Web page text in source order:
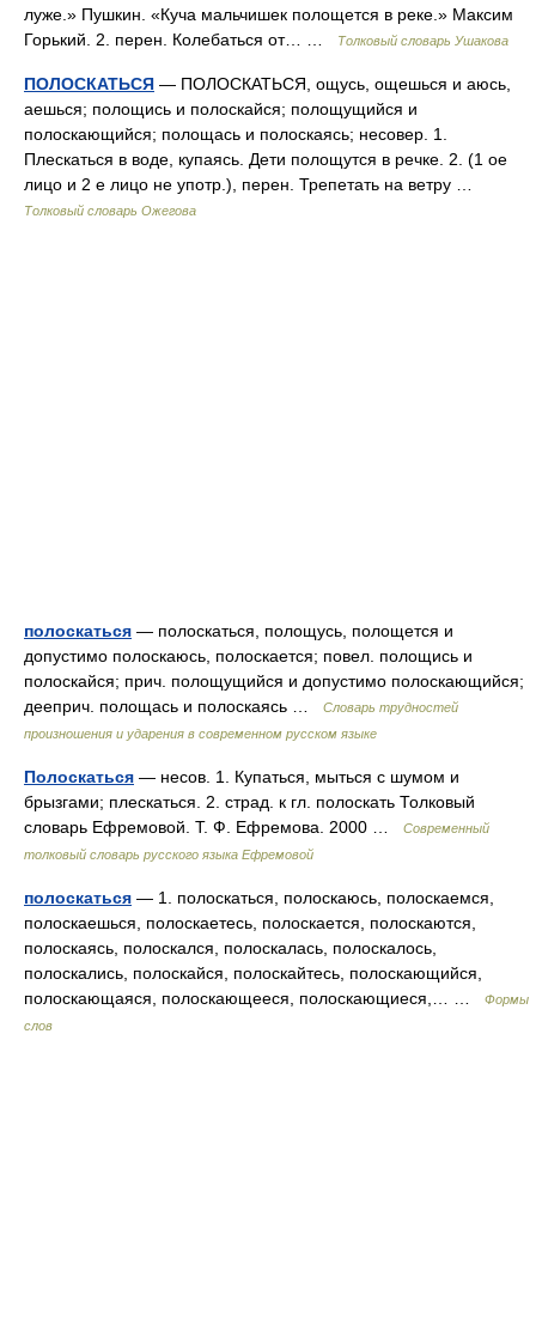
луже.» Пушкин. «Куча мальчишек полощется в реке.» Максим
Горький. 2. перен. Колебаться от… …
Толковый словарь Ушакова
ПОЛОСКАТЬСЯ — ПОЛОСКАТЬСЯ, ощусь, ощешься и аюсь,
аешься; полощись и полоскайся; полощущийся и
полоскающийся; полощась и полоскаясь; несовер. 1.
Плескаться в воде, купаясь. Дети полощутся в речке. 2. (1 ое
лицо и 2 е лицо не употр.), перен. Трепетать на ветру …
Толковый словарь Ожегова
полоскаться — полоскаться, полощусь, полощется и
допустимо полоскаюсь, полоскается; повел. полощись и
полоскайся; прич. полощущийся и допустимо полоскающийся;
дееприч. полощась и полоскаясь …
Словарь трудностей
произношения и ударения в современном русском языке
Полоскаться — несов. 1. Купаться, мыться с шумом и
брызгами; плескаться. 2. страд. к гл. полоскать Толковый
словарь Ефремовой. Т. Ф. Ефремова. 2000 …
Современный
толковый словарь русского языка Ефремовой
полоскаться — 1. полоскаться, полоскаюсь, полоскаемся,
полоскаешься, полоскаетесь, полоскается, полоскаются,
полоскаясь, полоскался, полоскалась, полоскалось,
полоскались, полоскайся, полоскайтесь, полоскающийся,
полоскающаяся, полоскающееся, полоскающиеся,… …
Формы
слов